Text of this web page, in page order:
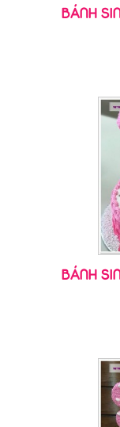
BÁNH
BÁNH